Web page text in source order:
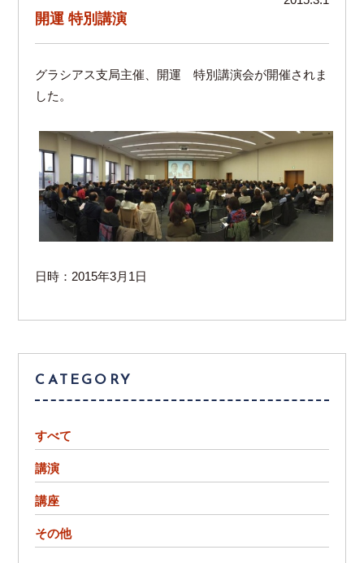
開運 特別講演
グラシアス支局主催、開運 特別講演会が開催されま
した。
日時：2015年3月1日
CATEGORY
すべて
講演
講座
その他